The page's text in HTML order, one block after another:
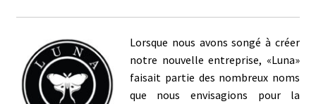
Lorsque nous avons songé à créer
notre nouvelle entreprise, «Luna»
faisait partie des nombreux noms
que nous envisagions pour la